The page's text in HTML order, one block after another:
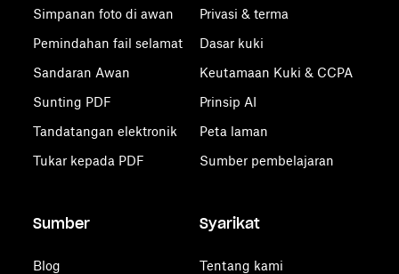
Simpanan foto di awan
Pemindahan fail selamat
Sandaran Awan
Sunting PDF
Tandatangan elektronik
Tukar kepada PDF
Privasi & terma
Dasar kuki
Keutamaan Kuki & CCPA
Prinsip AI
Peta laman
Sumber pembelajaran
Sumber
Blog
Syarikat
Tentang kami